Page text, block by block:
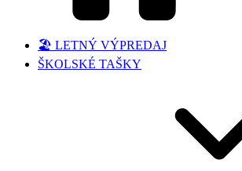
🏖️ LETNÝ VÝPREDAJ
ŠKOLSKÉ TAŠKY